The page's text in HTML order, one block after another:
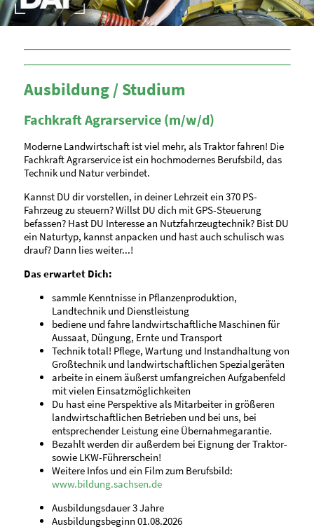
•
Ausbildung / Studium
Fachkraft Agrarservice (m/w/d)
Moderne Landwirtschaft ist viel mehr, als Traktor fahren! Die
Fachkraft Agrarservice ist ein hochmodernes Berufsbild, das
Technik und Natur verbindet.
Kannst DU dir vorstellen, in deiner Lehrzeit ein 370 PS-
Fahrzeug zu steuern? Willst DU dich mit GPS-Steuerung
befassen? Hast DU Interesse an Nutzfahrzeugtechnik? Bist DU
ein Naturtyp, kannst anpacken und hast auch schulisch was
drauf? Dann lies weiter...!
Das erwartet Dich:
sammle Kenntnisse in Pflanzenproduktion,
Landtechnik und Dienstleistung
bediene und fahre landwirtschaftliche Maschinen für
Aussaat, Düngung, Ernte und Transport
Technik total! Pflege, Wartung und Instandhaltung von
Großtechnik und landwirtschaftlichen Spezialgeräten
arbeite in einem äußerst umfangreichen Aufgabenfeld
mit vielen Einsatzmöglichkeiten
Du hast eine Perspektive als Mitarbeiter in größeren
landwirtschaftlichen Betrieben und bei uns, bei
entsprechender Leistung eine Übernahmegarantie.
Bezahlt werden dir außerdem bei Eignung der Traktor-
sowie LKW-Führerschein!
Weitere Infos und ein Film zum Berufsbild:
www.bildung.sachsen.de
Ausbildungsdauer 3 Jahre
Ausbildungsbeginn 01.08.2026